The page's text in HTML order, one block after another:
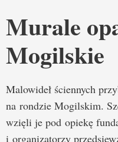
Murale
Mogilskie
Malowideł ściennych
na rondzie Mogilskim.
wzięli je pod opiekę
i organizatorzy